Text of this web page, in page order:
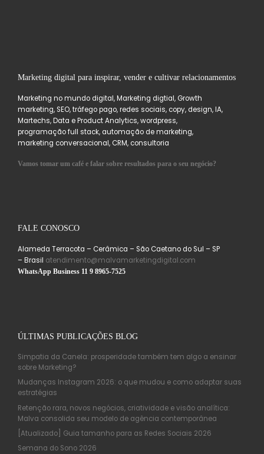
Marketing digital para inspirar, vender e cultivar relacionamentos
Marketing no mundo digital, Marketing digtial, Growth
marketing, SEO, tráfego pago, redes sociais, copy, design, IA,
Martechs, Data e Product Analytics, wordpress,
programação full stack, automação de marketing,
marketing conversacional, CRM, consultoria
Vamos tomar um café e falar sobre resultados para o seu negócio?
FALE CONOSCO
Alameda Terracota – Cerâmica – São Caetano do Sul – SP
– Brasil atendimento@malvamarketingdigital.com
WhatsApp Business 11 9 8965-7525
ÚLTIMAS PUBLICAÇÕES BLOG
Simpatia da Canela: prosperidade também tem algo a ensinar
sobre Marketing?
Mudanças Instagram 2026: o que mudou e como adaptar suas
estratégias
Retenção rara, novos negócios, criatividade e visão analítica:
Malva consolida seu modelo de agência contemporânea
[Atualizado] Guia tamanho para as Redes Sociais 2026
Semana do Sono 2026